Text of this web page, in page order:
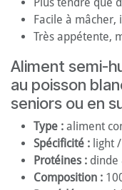
Facile à mâcher,
Très appétente,
Aliment semi-
au poisson
seniors ou en
Type : aliment
Spécificité : light
Protéines : dinde
Composition :